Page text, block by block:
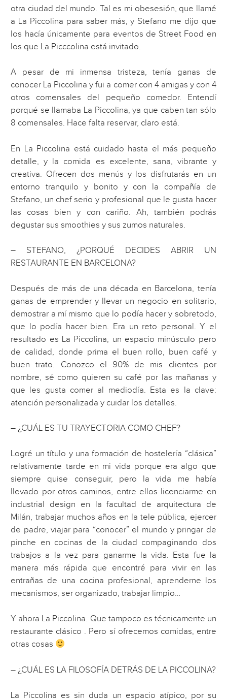
otra ciudad del mundo. Tal es mi obesesión, que llamé
a La Piccolina para saber más, y Stefano me dijo que
los hacía únicamente para eventos de Street Food en
los que La Picccolina está invitado.
A pesar de mi inmensa tristeza, tenía ganas de
conocer La Piccolina y fui a comer con 4 amigas y con 4
otros comensales del pequeño comedor. Entendí
porqué se llamaba La Piccolina, ya que caben tan sólo
8 comensales. Hace falta reservar, claro está.
En La Piccolina está cuidado hasta el más pequeño
detalle, y la comida es excelente, sana, vibrante y
creativa. Ofrecen dos menús y los disfrutarás en un
entorno tranquilo y bonito y con la compañía de
Stefano, un chef serio y profesional que le gusta hacer
las cosas bien y con cariño. Ah, también podrás
degustar sus smoothies y sus zumos naturales.
– STEFANO, ¿PORQUÉ DECIDES ABRIR UN
RESTAURANTE EN BARCELONA?
Después de más de una década en Barcelona, tenía
ganas de emprender y llevar un negocio en solitario,
demostrar a mí mismo que lo podía hacer y sobretodo,
que lo podía hacer bien. Era un reto personal. Y el
resultado es La Piccolina, un espacio minúsculo pero
de calidad, donde prima el buen rollo, buen café y
buen trato. Conozco el 90% de mis clientes por
nombre, sé como quieren su café por las mañanas y
que les gusta comer al mediodía. Esta es la clave:
atención personalizada y cuidar los detalles.
– ¿CUÁL ES TU TRAYECTORIA COMO CHEF?
Logré un título y una formación de hostelería “clásica”
relativamente tarde en mi vida porque era algo que
siempre quise conseguir, pero la vida me había
llevado por otros caminos, entre ellos licenciarme en
industrial design en la facultad de arquitectura de
Milán, trabajar muchos años en la tele pública, ejercer
de padre, viajar para “conocer” el mundo y pringar de
pinche en cocinas de la ciudad compaginando dos
trabajos a la vez para ganarme la vida. Esta fue la
manera más rápida que encontré para vivir en las
entrañas de una cocina profesional, aprenderne los
mecanismos, ser organizado, trabajar limpio…
Y ahora La Piccolina. Que tampoco es técnicamente un
restaurante clásico . Pero sí ofrecemos comidas, entre
otras cosas
– ¿CUÁL ES LA FILOSOFÍA DETRÁS DE LA PICCOLINA?
La Piccolina es sin duda un espacio atípico, por su